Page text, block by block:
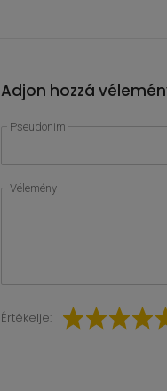
Adjon hozzá
Pseudonim
Vélemény
Értékelje: